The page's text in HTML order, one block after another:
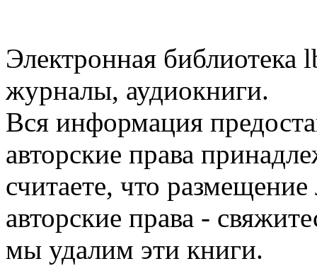
Электронная библиотека
журналы, аудиокниги.
Вся информация
авторские права
считаете, что
авторские права -
мы удалим эти книги.